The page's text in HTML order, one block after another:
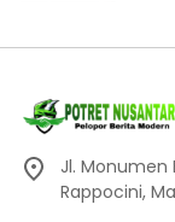
Jl. Monumen
Rappocini,